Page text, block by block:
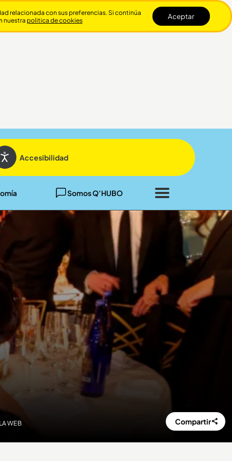
Accesibilidad
Somos Q’HUBO
Cerrar
WEB Compartir
relacionada con sus preferencias. Si continúa
nuestra politica de cookies Aceptar